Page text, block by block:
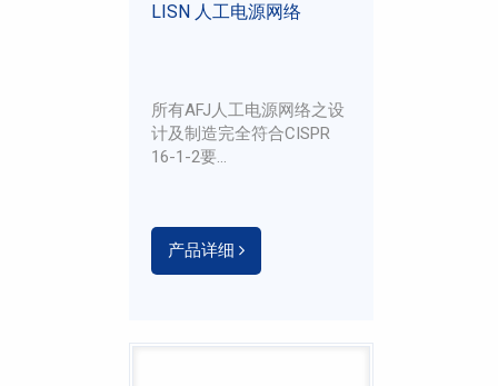
LISN 人工电源网络
所有AFJ人工电源网络之设
计及制造完全符合CISPR
16-1-2要...
产品详细